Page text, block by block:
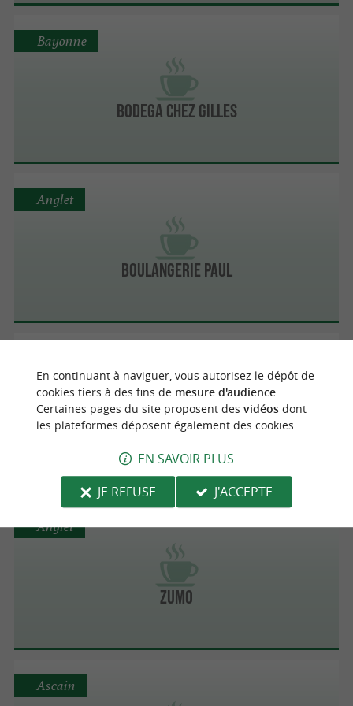
Bodega Chez Gilles
Bayonne
BOULANGERIE PAUL
Anglet
LA BRULERIE
ZUMO
Anglet
Ascain
En continuant à naviguer, vous autorisez le dépôt de
cookies tiers à des fins de mesure d'audience.
Certaines pages du site proposent des vidéosdont
les plateformes déposent également des cookies.
EN SAVOIR PLUS
JE REFUSE
J'ACCEPTE